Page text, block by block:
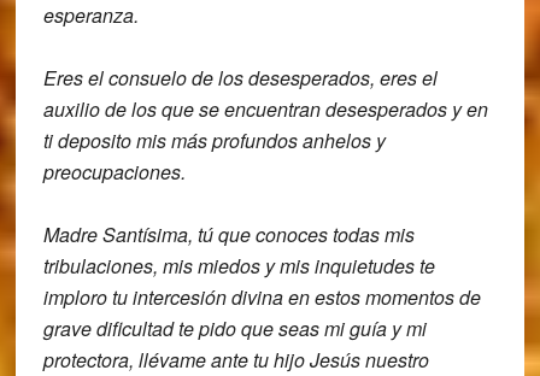
esperanza.
Eres el consuelo de losdesesperados, eres el
auxilio de los quese encuentran desesperados y en
tideposito mis más profundos anhelos y
preocupaciones.
Madre Santísima, tú queconoces todas mis
tribulaciones, mismiedos y mis inquietudes te
imploro tuintercesión divinaen estos momentos de
grave dificultad tepido que seas mi guía y mi
protectora, llévame ante tu hijo Jesúsnuestro